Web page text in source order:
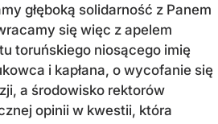
głęboką solidarność z Panem
się więc z apelem
toruńskiego niosącego imię
i kapłana, o wycofanie się
a środowisko rektorów
opinii w kwestii, która